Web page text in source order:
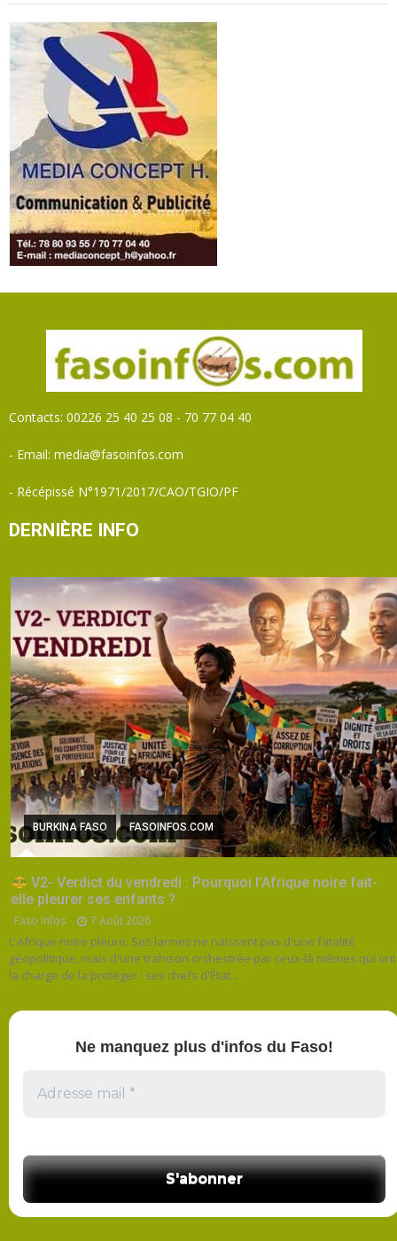
Contacts: 00226 25 40 25 08 - 70 77 04 40
- Email: media@fasoinfos.com
- Récépissé N°1971/2017/CAO/TGIO/PF
DERNIÈRE INFO
BURKINA FASO FASOINFOS.COM
V2- Verdict du vendredi : Pourquoi l’Afrique noire fait-
elle pleurer ses enfants ?
Faso Infos 7 Août 2026
L'Afrique noire pleure. Ses larmes ne naissent pas d'une fatalité
géopolitique, mais d'une trahison orchestrée par ceux-là mêmes qui ont
la charge de la protéger : ses chefs d'État...
Ne manquez plus d'infos du Faso!